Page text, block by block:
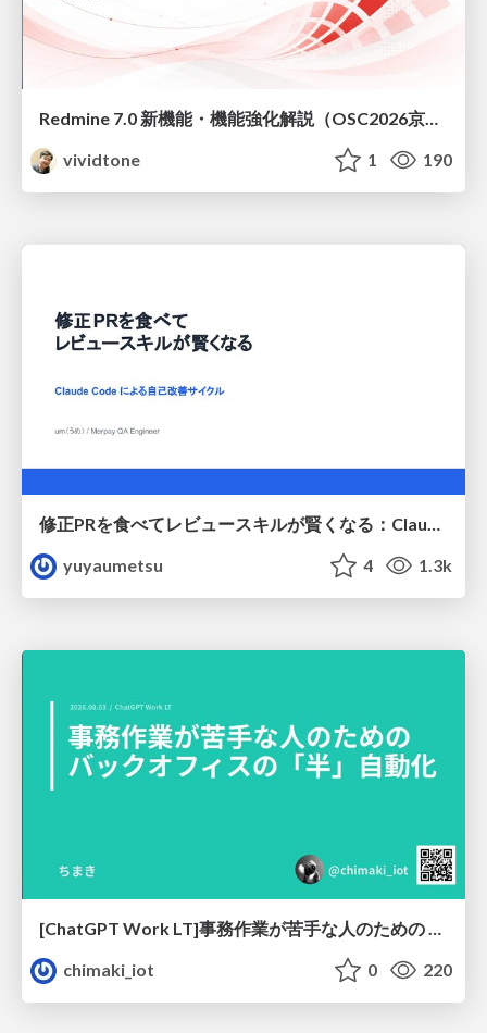
Redmine 7.0 新機能・機能強化解説（OSC2026京都ダイジェスト版）
vividtone
1 190
yuyaumetsu
4 1.3k
[ChatGPT Work LT]事務作業が苦手な人のための バックオフィスの「半」自動化
chimaki_iot
0 220